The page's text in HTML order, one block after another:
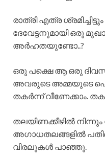
രാത്രി എത്ര
ദേവേട്ടനുമായി ഒരു
അർഹതയുണ്ടോ..?
ഒരു പക്ഷെ ആ ഒരു
അവരുടെ അമ്മയുടെ
തകർന്ന് വീണേക്കാം.
തലയിണക്കീഴിൽ
അഗാധതലങ്ങളിൽ
വിരലുകൾ പാഞ്ഞു.